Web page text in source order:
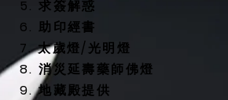
5. 求簽解惑
6. 助印經書
7. 太歲燈/光明燈
8. 消災延壽藥師佛燈
9. 地藏殿提供